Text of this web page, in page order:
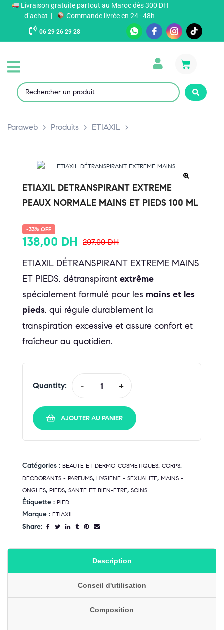
Livraison gratuite partout au Maroc dès 300 DH
d’achat |
Commande livrée en 24–48h
06 29 26 29 28
Paraweb > Produits > ETIAXIL >
ETIAXIL DETRANSPIRANT EXTREME
PEAUX NORMALE MAINS ET PIEDS 100 ML
-33% OFF
207,00DH
138,00 DH
ETIAXIL DÉTRANSPIRANT EXTREME MAINS
ET PIEDS, détranspirant extrême
spécialement formulé pour les mains et les
pieds, qui régule durablement la
transpiration excessive et assure confort et
fraîcheur au quotidien.
Quantity: - +
AJOUTER AU PANIER
Catégories : BEAUTE ET DERMO-COSMETIQUES, CORPS,
DEODORANTS - PARFUMS, HYGIENE - SEXUALITE, MAINS -
ONGLES, PIEDS, SANTE ET BIEN-ETRE, SOINS
Étiquette : PIED
Marque : ETIAXIL
Share:
Description
Conseil d'utilisation
Composition